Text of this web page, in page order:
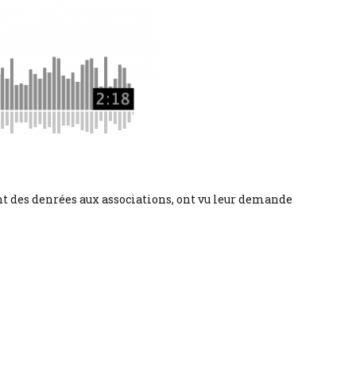
denrées aux associations, ont vu leur demande